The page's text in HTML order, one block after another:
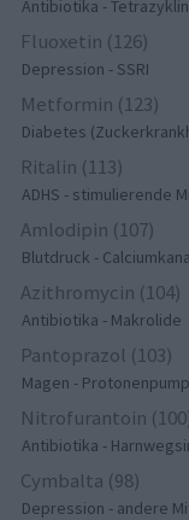
Antibiotika -
Fluoxetin (126)
Depression - SSRI
Metformin (123)
Diabetes
Ritalin (113)
ADHS - stimulierende
Amlodipin (107)
Blutdruck -
Azithromycin (104)
Antibiotika - Makrolide
Pantoprazol (103)
Magen -
Nitrofurantoin
Antibiotika -
Cymbalta (98)
Depression - andere